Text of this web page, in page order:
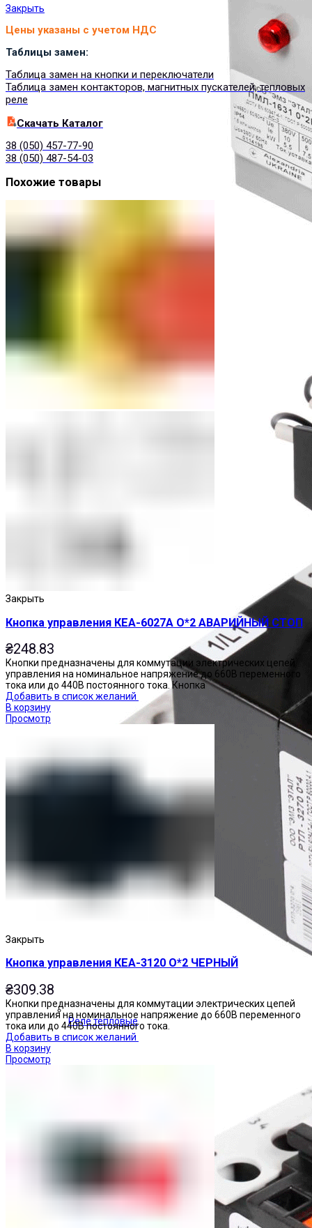
Реле тепловые
Закрыть
Цены указаны с учетом НДС
Таблицы замен:
Таблица замен на кнопки и переключатели
Таблица замен контакторов, магнитных пускателей, тепловых
реле
Cкачать Каталог
38 (050) 457-77-90
38 (050) 487-54-03
Похожие товары
Закрыть
Кнопка управления КЕА-6027А О*2 АВАРИЙНЫЙ СТОП
₴248.83
Кнопки предназначены для коммутации электрических цепей
управления на номинальное напряжение до 660В переменного
тока или до 440В постоянного тока. Кнопка
Добавить в список желаний
В корзину
Просмотр
Закрыть
Кнопка управления КЕА-3120 О*2 ЧЕРНЫЙ
₴309.38
Кнопки предназначены для коммутации электрических цепей
управления на номинальное напряжение до 660В переменного
тока или до 440В постоянного тока.
Добавить в список желаний
В корзину
Просмотр